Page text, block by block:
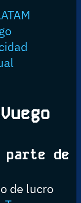
parte de
de lucro